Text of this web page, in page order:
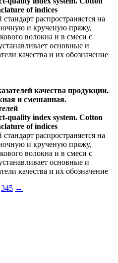
of indices
распространяется на
и крученую пряжу,
волокна и в смеси с
основные и
качества и их обозначение
качества продукции.
и смешанная.
quality index system. Cotton
of indices
распространяется на
и крученую пряжу,
волокна и в смеси с
основные и
качества и их обозначение
345 →